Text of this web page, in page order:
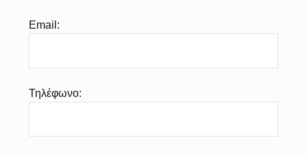
Email:
Τηλέφωνο: